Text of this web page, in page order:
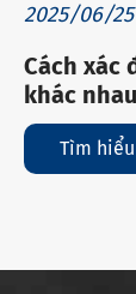
2025/06/25
Cách xác
khác
Tìm